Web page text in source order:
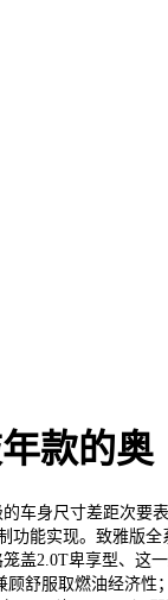
款的奥
身尺寸差距次要
能实现。致雅版
盖2.0T卑享型、
舒服取燃油经济